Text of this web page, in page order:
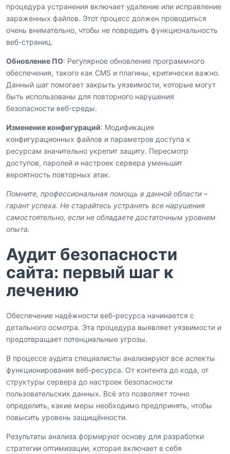
процедура устранения включает удаление или исправление
зараженных файлов. Этот процесс должен проводиться
очень внимательно, чтобы не повредить функциональность
веб-страниц.
Обновление ПО: Регулярное обновление программного
обеспечения, такого как CMS и плагины, критически важно.
Данный шаг помогает закрыть уязвимости, которые могут
быть использованы для повторного нарушения
безопасности веб-среды.
Изменение конфигураций: Модификация
конфигурационных файлов и параметров доступа к
ресурсам значительно укрепит защиту. Пересмотр
доступов, паролей и настроек сервера уменьшит
вероятность повторных атак.
Помните, профессиональная помощь в данной области –
гарант успеха. Не старайтесь устранять все нарушения
самостоятельно, если не обладаете достаточным уровнем
опыта.
Аудит безопасности
сайта: первый шаг к
лечению
Обеспечение надёжности веб-ресурса начинается с
детального осмотра. Эта процедура выявляет уязвимости и
предотвращает потенциальные угрозы.
В процессе аудита специалисты анализируют все аспекты
функционирования веб-ресурса. От контента до кода, от
структуры сервера до настроек безопасности
пользовательских данных. Всё это позволяет точно
определить, какие меры необходимо предпринять, чтобы
повысить уровень защищённости.
Результаты анализа формируют основу для разработки
стратегии оптимизации, которая включает в себя